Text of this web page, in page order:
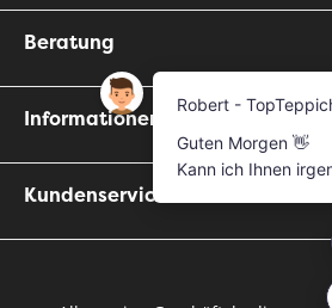
Beratung
Informationen
Kundenservice